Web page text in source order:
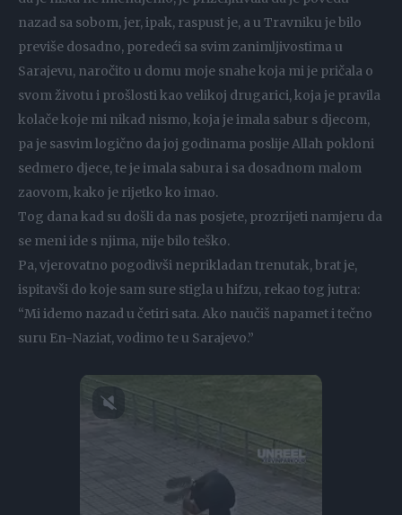
nazad sa sobom, jer, ipak, raspust je, a u Travniku je bilo
previše dosadno, poredeći sa svim zanimljivostima u
Sarajevu, naročito u domu moje snahe koja mi je pričala o
svom životu i prošlosti kao velikoj drugarici, koja je pravila
kolače koje mi nikad nismo, koja je imala sabur s djecom,
pa je sasvim logično da joj godinama poslije Allah pokloni
sedmero djece, te je imala sabura i sa dosadnom malom
zaovom, kako je rijetko ko imao.
Tog dana kad su došli da nas posjete, prozrijeti namjeru da
se meni ide s njima, nije bilo teško.
Pa, vjerovatno pogodivši neprikladan trenutak, brat je,
ispitavši do koje sam sure stigla u hifzu, rekao tog jutra:
“Mi idemo nazad u četiri sata. Ako naučiš napamet i tečno
suru En-Naziat, vodimo te u Sarajevo.”